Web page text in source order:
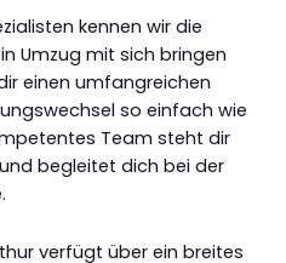
kennen wir die
Umzug mit sich bringen
einen umfangreichen
so einfach wie
Team steht dir
begleitet dich bei der
verfügt über ein breites